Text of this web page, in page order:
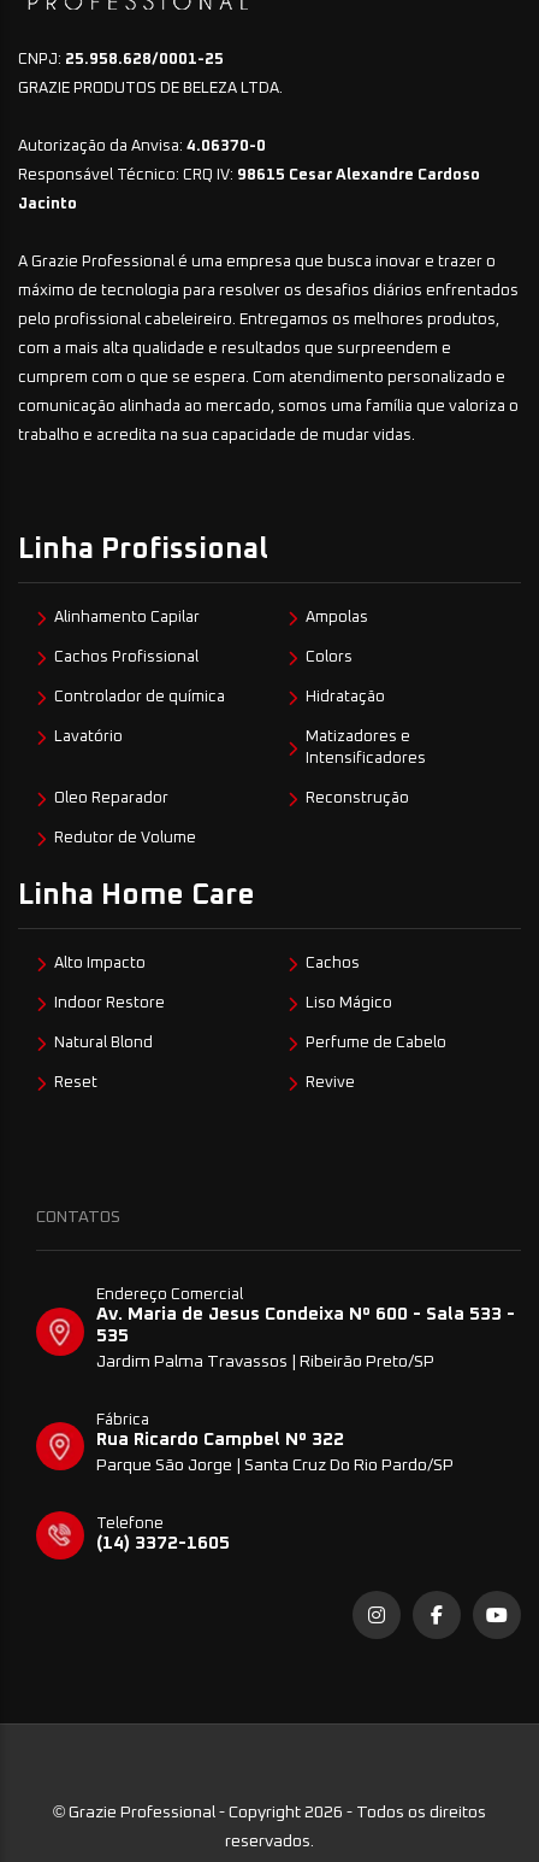
CNPJ: 25.958.628/0001-25
GRAZIE PRODUTOS DE BELEZA LTDA.
Autorização da Anvisa: 4.06370-0
Responsável Técnico: CRQ IV: 98615 Cesar Alexandre Cardoso
Jacinto
A Grazie Professional é uma empresa que busca inovar e trazer o
máximo de tecnologia para resolver os desafios diários enfrentados
pelo profissional cabeleireiro. Entregamos os melhores produtos,
com a mais alta qualidade e resultados que surpreendem e
cumprem com o que se espera. Com atendimento personalizado e
comunicação alinhada ao mercado, somos uma família que valoriza o
trabalho e acredita na sua capacidade de mudar vidas.
Linha Profissional
Alinhamento Capilar Ampolas
Cachos Profissional Colors
Controlador de química Hidratação
Lavatório
Matizadores e
Intensificadores
Oleo Reparador Reconstrução
Redutor de Volume
Linha Home Care
Alto Impacto Cachos
Indoor Restore Liso Mágico
Natural Blond Perfume de Cabelo
Reset Revive
CONTATOS
Endereço Comercial
Av. Maria de Jesus Condeixa Nº 600 - Sala 533 -
535
Jardim Palma Travassos | Ribeirão Preto/SP
Fábrica
Rua Ricardo Campbel Nº 322
Parque São Jorge | Santa Cruz Do Rio Pardo/SP
Telefone
(14) 3372-1605
© Grazie Professional - Copyright 2026 - Todos os direitos
reservados.